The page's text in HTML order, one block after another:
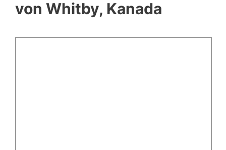
von Whitby, Kanada